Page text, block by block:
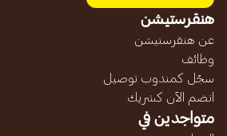
هنقرستيشن
عن هنقرستيشن
وظائف
سجّل كمندوب توصيل
انضم الآن كشريك
متواجدين في